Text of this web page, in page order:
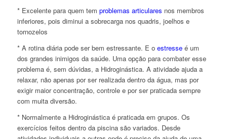
* Excelente para quem tem problemas articulares nos membros
inferiores, pois diminui a sobrecarga nos quadris, joelhos e
tornozelos
* A rotina diária pode ser bem estressante. E o estresseé um
dos grandes inimigos da saúde. Uma opção para combater esse
problema é, sem dúvidas, a Hidroginástica. A atividade ajuda a
relaxar, não apenas por ser realizada dentro da água, mas por
exigir maior concentração, controle e por ser praticada sempre
com muita diversão.
* Normalmente a Hidroginástica é praticada em grupos. Os
exercícios feitos dentro da piscina são variados. Desde